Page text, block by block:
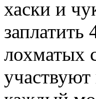
хаски и
заплатить
лохматых